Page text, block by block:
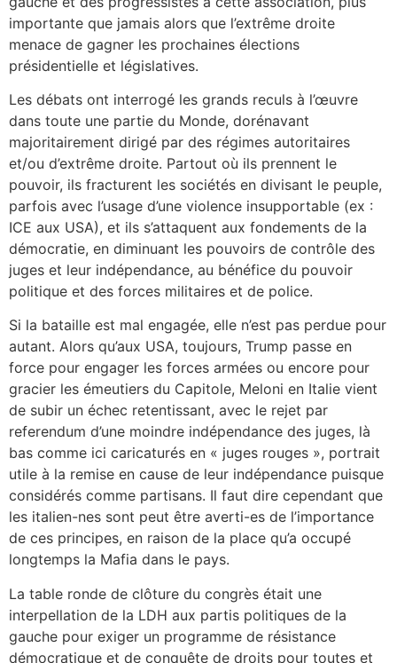
importante que jamais alors que l’extrême droite
menace de gagner les prochaines élections
présidentielle et législatives.
Les débats ont interrogé les grands reculs à l’œuvre
dans toute une partie du Monde, dorénavant
majoritairement dirigé par des régimes autoritaires
et/ou d’extrême droite. Partout où ils prennent le
pouvoir, ils fracturent les sociétés en divisant le peuple,
parfois avec l’usage d’une violence insupportable (ex :
ICE aux USA), et ils s’attaquent aux fondements de la
démocratie, en diminuant les pouvoirs de contrôle des
juges et leur indépendance, au bénéfice du pouvoir
politique et des forces militaires et de police.
Si la bataille est mal engagée, elle n’est pas perdue pour
autant. Alors qu’aux USA, toujours, Trump passe en
force pour engager les forces armées ou encore pour
gracier les émeutiers du Capitole, Meloni en Italie vient
de subir un échec retentissant, avec le rejet par
referendum d’une moindre indépendance des juges, là
bas comme ici caricaturés en « juges rouges », portrait
utile à la remise en cause de leur indépendance puisque
considérés comme partisans. Il faut dire cependant que
les italien-nes sont peut être averti-es de l’importance
de ces principes, en raison de la place qu’a occupé
longtemps la Mafia dans le pays.
La table ronde de clôture du congrès était une
interpellation de la LDH aux partis politiques de la
gauche pour exiger un programme de résistance
démocratique et de conquête de droits pour toutes et